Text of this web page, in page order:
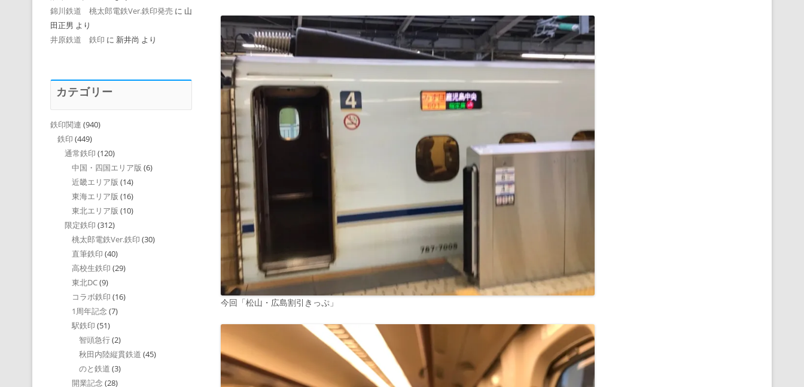
今回「松山・広島割引きっぷ」
錦川鉄道 桃太郎電鉄Ver.鉄印発売 に 山
田正男 より
井原鉄道 鉄印 に 新井尚 より
カテゴリー
鉄印関連 (940)
鉄印 (449)
通常鉄印 (120)
中国・四国エリア版 (6)
近畿エリア版 (14)
東海エリア版 (16)
東北エリア版 (10)
限定鉄印 (312)
桃太郎電鉄Ver.鉄印 (30)
直筆鉄印 (40)
高校生鉄印 (29)
東北DC(9)
コラボ鉄印 (16)
1周年記念 (7)
駅鉄印 (51)
智頭急行(2)
秋田内陸縦貫鉄道 (45)
のと鉄道 (3)
開業記念 (28)